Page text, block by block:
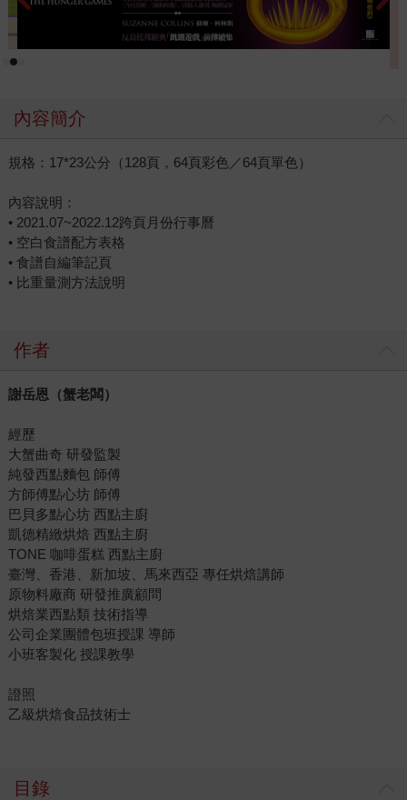
內容簡介
規格：17*23公分（128頁，64頁彩色／64頁單色）
內容說明：
• 2021.07~2022.12跨頁月份行事曆
• 空白食譜配方表格
• 食譜自編筆記頁
• 比重量測方法說明
作者
謝岳恩（蟹老闆）
經歷
大蟹曲奇 研發監製
純發西點麵包 師傅
方師傅點心坊 師傅
巴貝多點心坊 西點主廚
凱德精緻烘焙 西點主廚
TONE 咖啡蛋糕 西點主廚
臺灣、香港、新加坡、馬來西亞 專任烘焙講師
原物料廠商 研發推廣顧問
烘焙業西點類 技術指導
公司企業團體包班授課 導師
小班客製化 授課教學
證照
乙級烘焙食品技術士
目錄